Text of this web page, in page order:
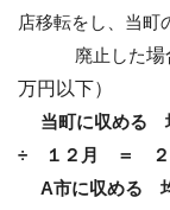
店移転をし、当町
廃止した場
万円以下）
当町に収める
÷ １２月 ＝
A市に収める